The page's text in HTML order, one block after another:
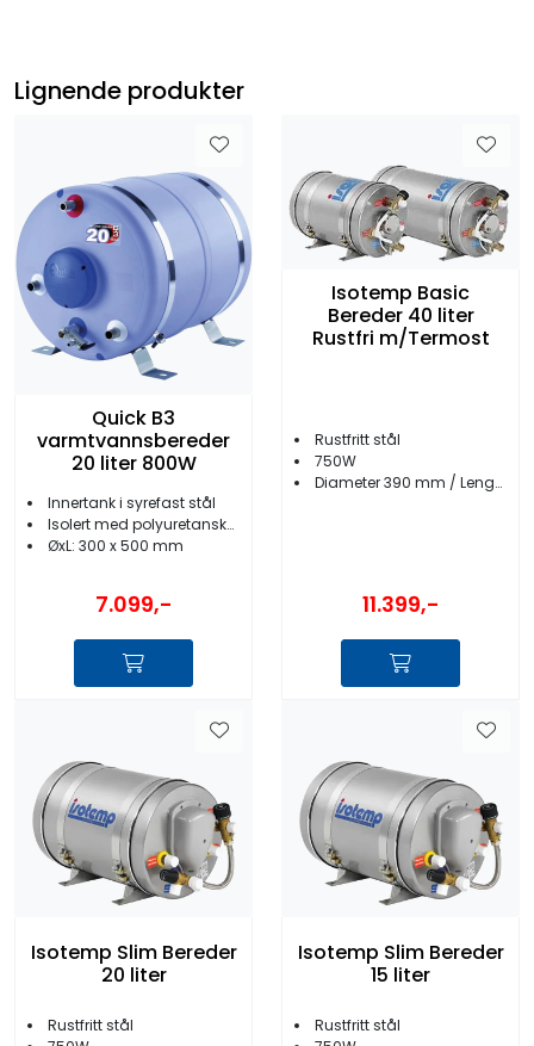
Lignende produkter
Quick B3
varmtvannsbereder
20 liter 800W
Innertank i syrefast stål
Isolert med polyuretanskum
ØxL: 300 x 500 mm
7.099,-
Isotemp Basic
Bereder 40 liter
Rustfri m/Termost
Rustfritt stål
750W
Diameter 390 mm / Lengde 630 mm
11.399,-
Isotemp Slim Bereder
20 liter
Rustfritt stål
Isotemp Slim Bereder
15 liter
Rustfritt stål